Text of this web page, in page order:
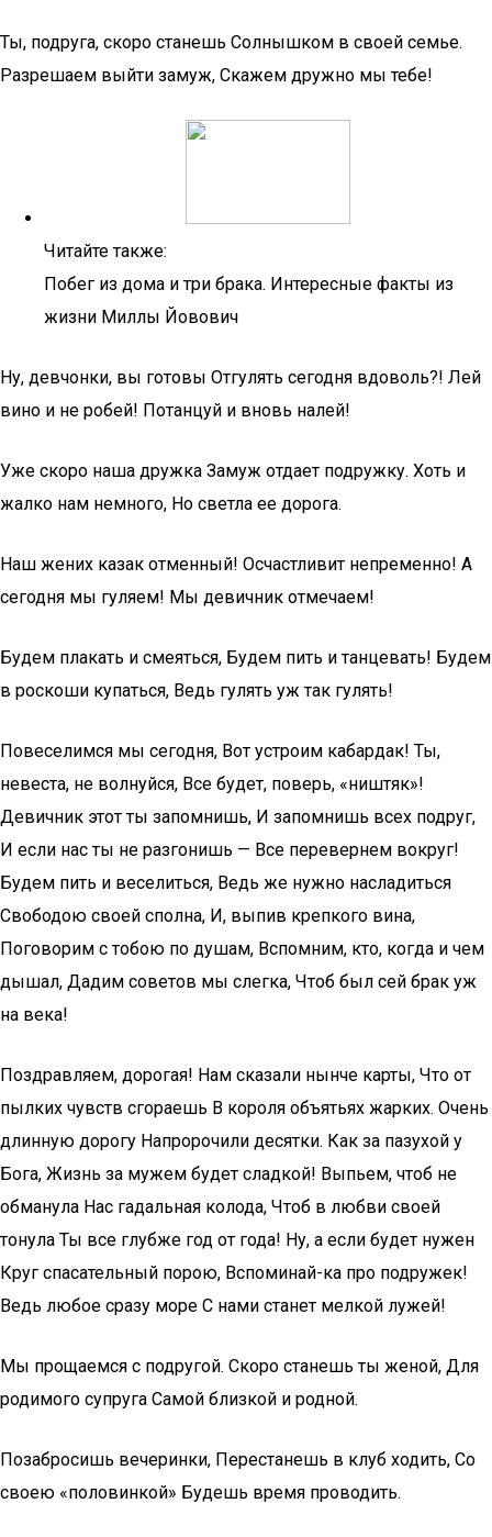
Ты, подруга, скоро станешь Солнышком в своей семье.
Разрешаем выйти замуж, Скажем дружно мы тебе!
Читайте также:
Побег из дома и три брака. Интересные факты из
жизни Миллы Йовович
Ну, девчонки, вы готовы Отгулять сегодня вдоволь?! Лей
вино и не робей! Потанцуй и вновь налей!
Уже скоро наша дружка Замуж отдает подружку. Хоть и
жалко нам немного, Но светла ее дорога.
Наш жених казак отменный! Осчастливит непременно! А
сегодня мы гуляем! Мы девичник отмечаем!
Будем плакать и смеяться, Будем пить и танцевать! Будем
в роскоши купаться, Ведь гулять уж так гулять!
Повеселимся мы сегодня, Вот устроим кабардак! Ты,
невеста, не волнуйся, Все будет, поверь, «ништяк»!
Девичник этот ты запомнишь, И запомнишь всех подруг,
И если нас ты не разгонишь — Все перевернем вокруг!
Будем пить и веселиться, Ведь же нужно насладиться
Свободою своей сполна, И, выпив крепкого вина,
Поговорим с тобою по душам, Вспомним, кто, когда и чем
дышал, Дадим советов мы слегка, Чтоб был сей брак уж
на века!
Поздравляем, дорогая! Нам сказали нынче карты, Что от
пылких чувств сгораешь В короля объятьях жарких. Очень
длинную дорогу Напророчили десятки. Как за пазухой у
Бога, Жизнь за мужем будет сладкой! Выпьем, чтоб не
обманула Нас гадальная колода, Чтоб в любви своей
тонула Ты все глубже год от года! Ну, а если будет нужен
Круг спасательный порою, Вспоминай-ка про подружек!
Ведь любое сразу море С нами станет мелкой лужей!
Мы прощаемся с подругой. Скоро станешь ты женой, Для
родимого супруга Самой близкой и родной.
Позабросишь вечеринки, Перестанешь в клуб ходить, Со
своею «половинкой» Будешь время проводить.